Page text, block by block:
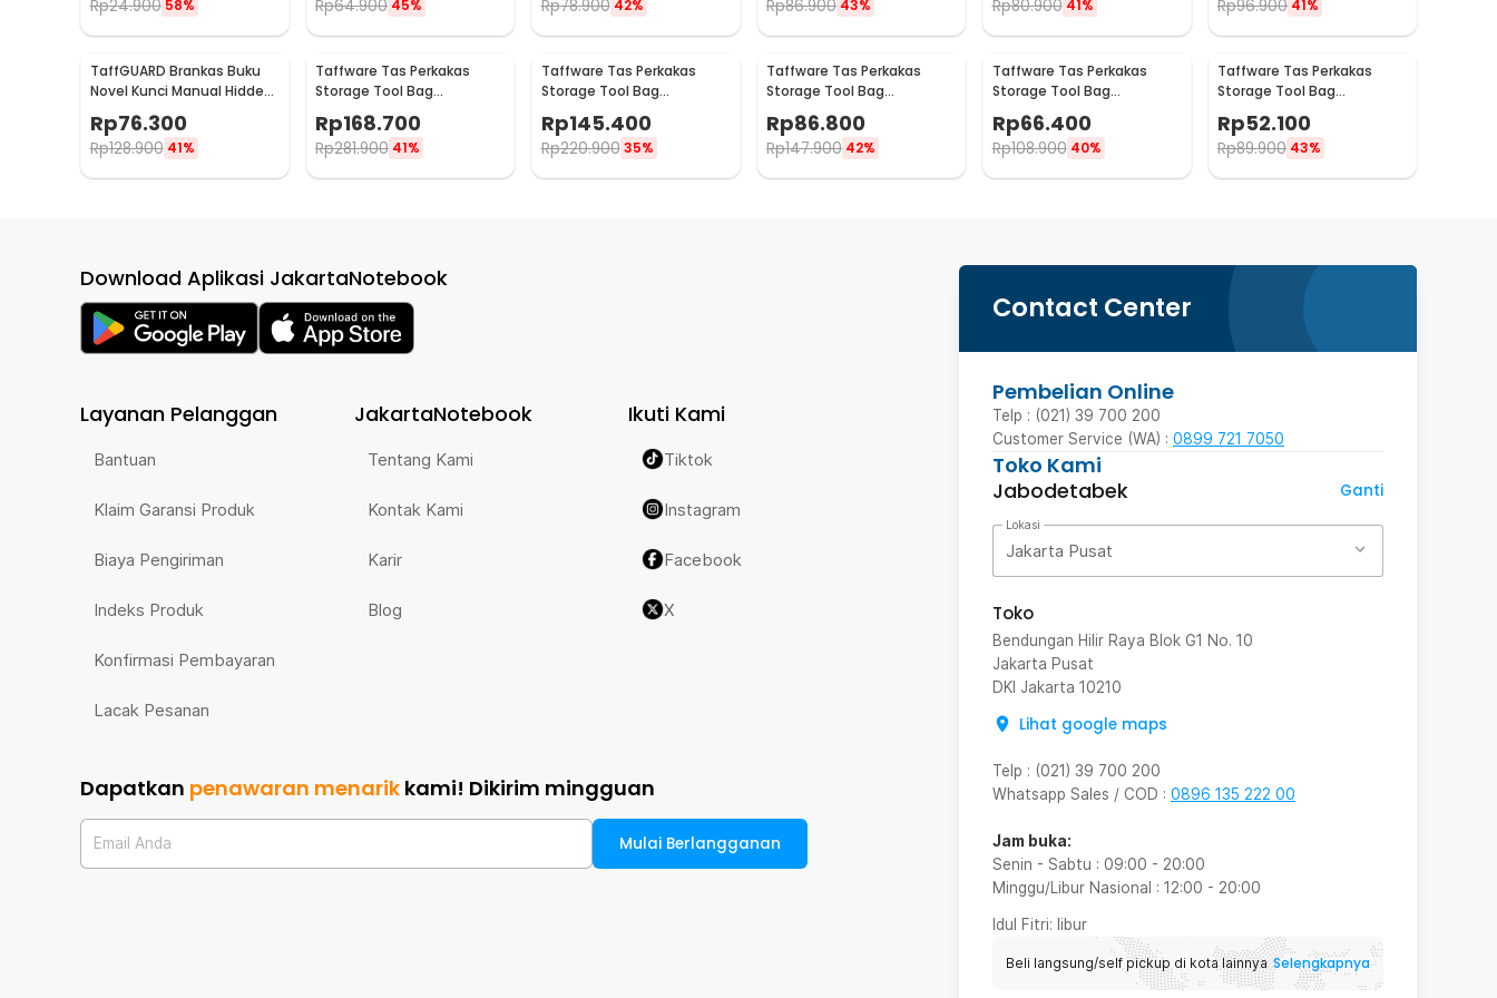
Rp24.900 58% Rp64.900 45% Rp78.900 42% Rp86.900 43% Rp80.900 41% Rp96.900 41%
TaffGUARD Brankas Buku
Novel Kunci Manual Hidden
Safe Box Size L Love - KB-
20L
Rp76.300
Rp128.900 41%
Taffware Tas Perkakas
Storage Tool Bag
Waterproof Wear Resistant
23 Inch - A02584
Rp168.700
Rp281.900 41%
Taffware Tas Perkakas
Storage Tool Bag
21 Inch - A02584
Rp145.400
Rp220.900 35%
Taffware Tas Perkakas
Storage Tool Bag
Waterproof Wear Resistant
18 Inch - A03403
Rp86.800
Rp147.900 42%
Taffware Tas Perkakas
Storage Tool Bag
Waterproof Wear Resistant
16 Inch - A03403
Rp66.400
Rp108.900 40%
Taffware Tas Perkakas
Storage Tool Bag
13 Inch - A03403
Rp52.100
Rp89.900 43%
Contact Center
Pembelian Online
Telp : (021) 39 700 200
Customer Service (WA) : 0899 721 7050
Toko Kami
Jabodetabek
Ganti
Lokasi
Jakarta Pusat
Toko
Bendungan Hilir Raya Blok G1 No. 10
Jakarta Pusat
DKI Jakarta 10210
Lihat google maps
Telp : (021) 39 700 200
Whatsapp Sales / COD : 0896 135 222 00
Jam buka:
Senin - Sabtu : 09:00 - 20:00
Minggu/Libur Nasional : 12:00 - 20:00
Idul Fitri: libur
Beli langsung/self pickup di kota lainnya Selengkapnya
Download Aplikasi JakartaNotebook
Layanan Pelanggan
Bantuan
Klaim Garansi Produk
Biaya Pengiriman
Indeks Produk
Konfirmasi Pembayaran
Lacak Pesanan
JakartaNotebook
Tentang Kami
Kontak Kami
Karir
Blog
Ikuti Kami
Tiktok
Instagram
Facebook
X
Dapatkan penawaran menarik kami! Dikirim mingguan
Email Anda Mulai Berlangganan